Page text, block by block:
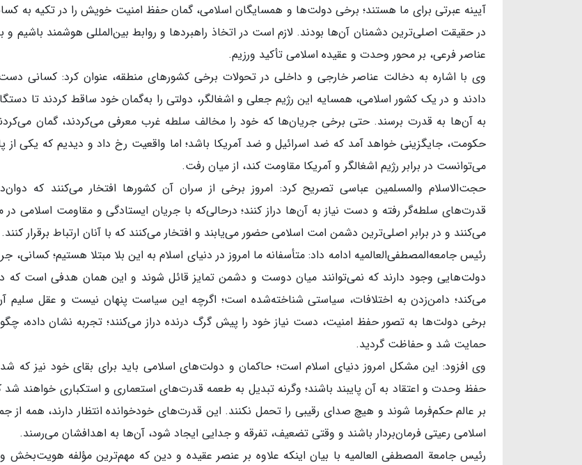
آیینه عبرتی برای ما هستند؛ برخی دولت‌ها و همسایگان اسلامی، گمان حفظ امنیت خویش را در تکیه به
در حقیقت اصلی‌ترین دشمنان آن‌ها بودند. لازم است در اتخاذ راهبردها و روابط بین‌المللی هوشمند باشیم و
عناصر فرعی، بر محور وحدت و عقیده اسلامی تأکید ورزیم.
وی با اشاره به دخالت عناصر خارجی و داخلی در تحولات برخی کشورهای منطقه، عنوان کرد: کسانی
دادند و در یک کشور اسلامی، همسایه این رژیم جعلی و اشغالگر، دولتی را به‌گمان خود ساقط کردند تا
به آن‌ها به قدرت برسند. حتی برخی جریان‌ها که خود را مخالف سلطه غرب معرفی می‌کردند، گمان
حکومت، جایگزینی خواهد آمد که ضد اسرائیل و ضد آمریکا باشد؛ اما واقعیت رخ داد و دیدیم که یکی از
می‌توانست در برابر رژیم اشغالگر و آمریکا مقاومت کند، از میان رفت.
حجت‌الاسلام والمسلمین عباسی تصریح کرد: امروز برخی از سران آن کشورها افتخار می‌کنند که
قدرت‌های سلطه‌گر رفته و دست نیاز به آن‌ها دراز کنند؛ درحالی‌که با جریان ایستادگی و مقاومت اسلامی
می‌کنند و در برابر اصلی‌ترین دشمن امت اسلامی حضور می‌یابند و افتخار می‌کنند که با آنان ارتباط برقرار کنند.
رئیس جامعه‌المصطفی‌العالمیه ادامه داد: متأسفانه ما امروز در دنیای اسلام به این بلا مبتلا هستیم؛ کسانی،
دولت‌هایی وجود دارند که نمی‌توانند میان دوست و دشمن تمایز قائل شوند و این همان هدفی است که
می‌کند؛ دامن‌زدن به اختلافات، سیاستی شناخته‌شده است؛ اگرچه این سیاست پنهان نیست و عقل سلیم
برخی دولت‌ها به تصور حفظ امنیت، دست نیاز خود را پیش گرگ درنده دراز می‌کنند؛ تجربه نشان داده،
حمایت شد و حفاظت گردید.
وی افزود: این مشکل امروز دنیای اسلام است؛ حاکمان و دولت‌های اسلامی باید برای بقای خود نیز که
حفظ وحدت و اعتقاد به آن پایبند باشند؛ وگرنه تبدیل به طعمه قدرت‌های استعماری و استکباری خواهند
بر عالم حکم‌فرما شوند و هیچ صدای رقیبی را تحمل نکنند. این قدرت‌های خودخوانده انتظار دارند، همه از
اسلامی رعیتی فرمان‌بردار باشند و وقتی تضعیف، تفرقه و جدایی ایجاد شود، آن‌ها به اهدافشان می‌رسند.
رئیس جامعة المصطفی العالمیه با بیان اینکه علاوه بر عنصر عقیده و دین که مهم‌ترین مؤلفه